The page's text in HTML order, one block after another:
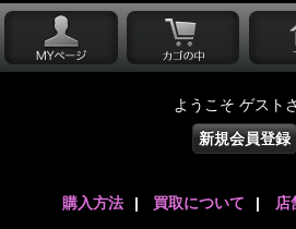
ようこそ ゲスト
新規会員登録
購入方法 | 買取について | 店